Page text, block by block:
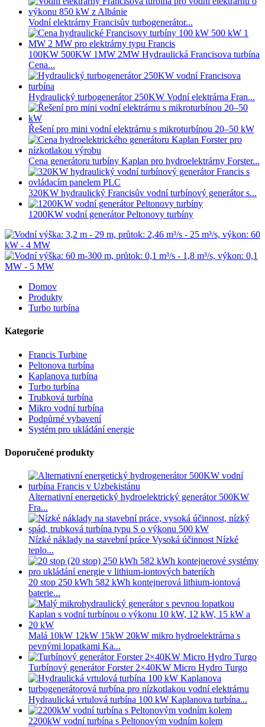
Vodní elektrárny Francisův turbogenerátor...
100KW 500KW 1MW 2MW Hydraulická Francisova turbína
Cena...
Hydraulický turbogenerátor 250KW Vodní elektrárna Fran...
Řešení pro mini vodní elektrárnu s mikroturbínou 20–50 kW
Cena generátoru turbíny Kaplan pro hydroelektrárny Forster...
320KW hydraulický Francisův vodní turbínový generátor s...
1200KW vodní generátor Peltonovy turbíny
Domov
Produkty
Turbo turbína
Kategorie
Francis Turbine
Peltonova turbína
Kaplanova turbína
Turbo turbína
Trubková turbína
Mikro vodní turbína
Podpůrné vybavení
Systém pro ukládání energie
Doporučené produkty
Alternativní energetický hydroelektrický generátor 500KW
Fra...
Nízké náklady na stavební práce Vysoká účinnost Nízké
teplo...
20 stop 250 kWh 582 kWh kontejnerová lithium-iontová
baterie...
Malá 10kW 12kW 15kW 20kW mikro hydroelektrárna s
pevnými lopatkami Ka...
Turbínový generátor Forster 2×40KW Micro Hydro Turgo
Hydraulická vrtulová turbína 100 kW Kaplanova turbína...
2200kW vodní turbína s Peltonovým vodním kolem